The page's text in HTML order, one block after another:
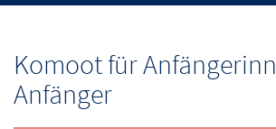
Komoot für
Anfänger